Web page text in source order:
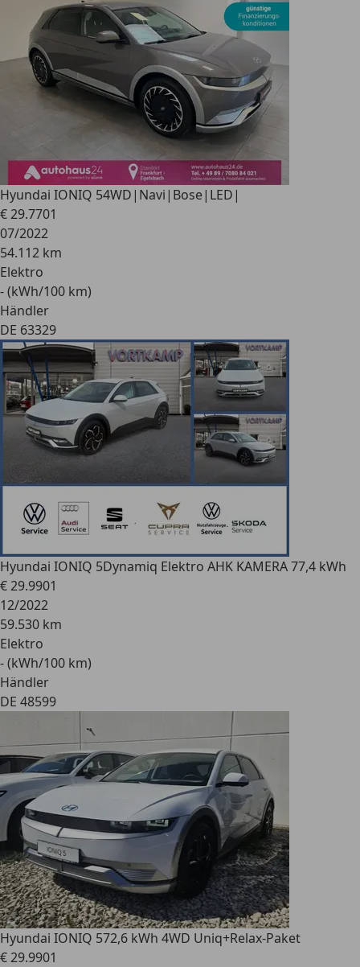
Hyundai IONIQ 54WD|Navi|Bose|LED|
€ 29.7701
07/2022
54.112 km
Elektro
- (kWh/100 km)
Händler
DE 63329
Hyundai IONIQ 5Dynamiq Elektro AHK KAMERA 77,4 kWh
€ 29.9901
12/2022
59.530 km
Elektro
- (kWh/100 km)
Händler
DE 48599
Hyundai IONIQ 572,6 kWh 4WD Uniq+Relax-Paket
€ 29.9901